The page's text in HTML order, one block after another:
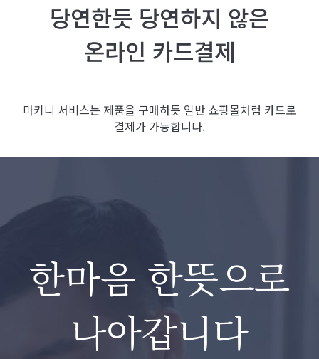
당연한듯 당연하지 않은
온라인 카드결제
마키니 서비스는 제품을 구매하듯 일반 쇼핑몰처럼 카드로
결제가 가능합니다.
한마음 한뜻으로
나아갑니다